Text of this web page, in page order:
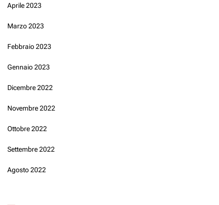
Aprile 2023
Marzo 2023
Febbraio 2023
Gennaio 2023
Dicembre 2022
Novembre 2022
Ottobre 2022
Settembre 2022
Agosto 2022